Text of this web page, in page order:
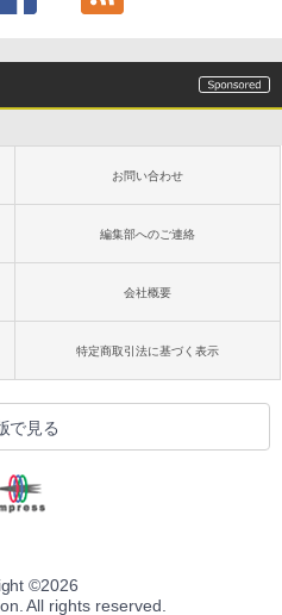
お問い合わせ
編集部へのご連絡
会社概要
特定商取引法に基づく表示
で見る
©2026
All rights reserved.